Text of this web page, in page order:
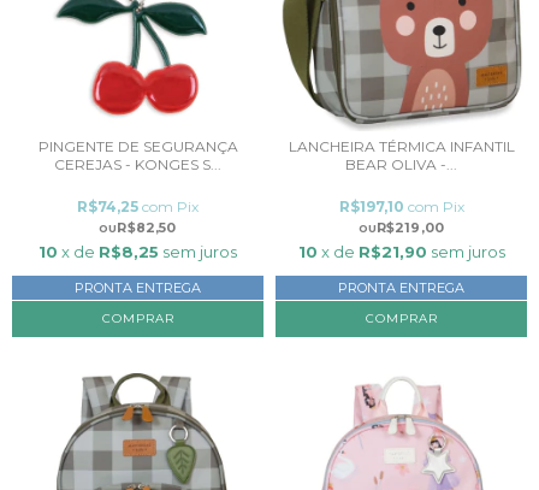
PINGENTE DE SEGURANÇA
CEREJAS - KONGES S...
R$82,50
R$74,25 com Pix
10 x de R$8,25 sem juros
PRONTA ENTREGA
LANCHEIRA TÉRMICA INFANTIL
BEAR OLIVA -...
R$219,00
R$197,10 com Pix
10 x de R$21,90 sem juros
PRONTA ENTREGA